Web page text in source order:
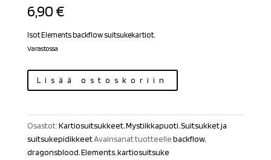
6,90€
Isot Elements backflow suitsukekartiot.
Varastossa
suitsuke
Blood
määrä
Lisää ostoskoriin
Osastot:Kartiosuitsukkeet,Mystiikkapuoti,Suitsukket ja
suitsukepidikkeetAvainsanat tuotteellebackflow,
dragonsblood,Elements,kartiosuitsuke